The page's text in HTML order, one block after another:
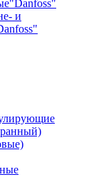
и